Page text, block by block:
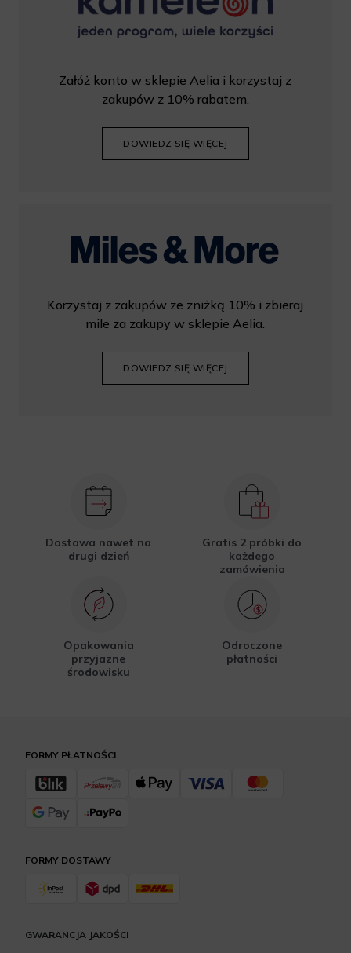
Załóż konto w sklepie Aelia i korzystaj z
zakupów z 10% rabatem.
DOWIEDZ SIĘ WIĘCEJ
Korzystaj z zakupów ze zniżką 10% i zbieraj
mile za zakupy w sklepie Aelia.
DOWIEDZ SIĘ WIĘCEJ
Dostawa nawet na
drugi dzień
Gratis 2 próbki do
każdego
zamówienia
Opakowania
przyjazne
środowisku
Odroczone
płatności
FORMY DOSTAWY
FORMY PŁATNOŚCI
GWARANCJA JAKOŚCI